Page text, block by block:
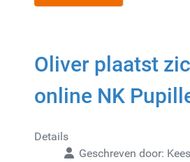
Oliver plaatst
online NK
Details
Geschreven door: